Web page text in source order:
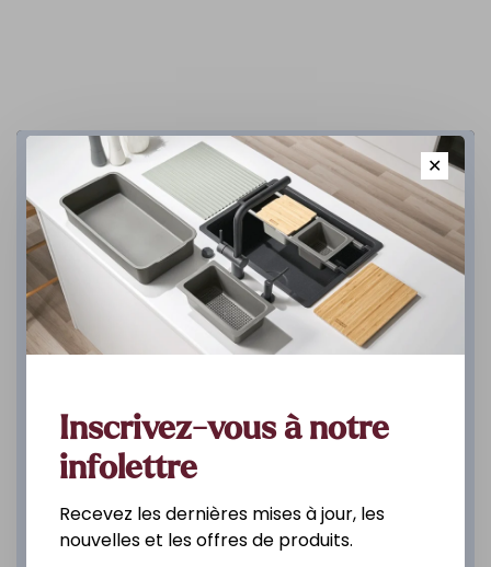
Cuisine
DÉCOUVREZ
✕
Inscrivez-vous à notre
infolettre
Recevez les dernières mises à jour, les
nouvelles et les offres de produits.